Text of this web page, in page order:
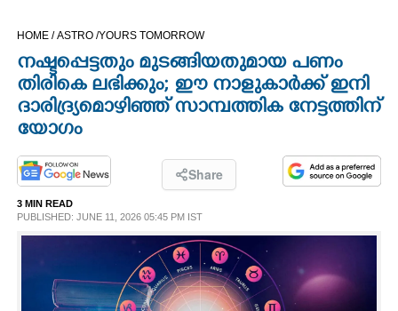
OPINION
LIFESTYLE
INFO+
HOME /ASTRO /YOURS TOMORROW
നഷ്ടപ്പെട്ടതും മുടങ്ങിയതുമായ പണം
തിരികെ ലഭിക്കും; ഈ നാളുകാർക്ക് ഇനി
ദാരിദ്ര്യമൊഴിഞ്ഞ് സാമ്പത്തിക നേട്ടത്തിന്
യോഗം
Share
3 MIN READ
PUBLISHED: JUNE 11, 2026 05:45 PM IST